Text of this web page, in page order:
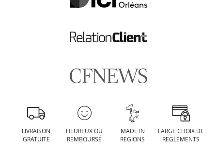
LIVRAISON
GRATUITE
HEUREUX OU
REMBOURSÉ
MADE IN
REGIONS
LARGE CHOIX DE
REGLEMENTS